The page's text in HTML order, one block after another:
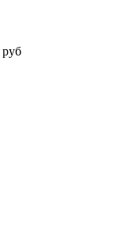
руб